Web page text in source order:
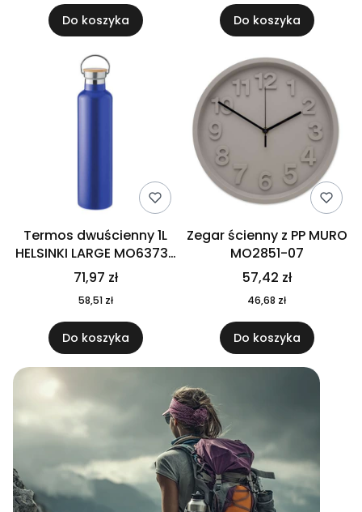
Do koszyka Do koszyka
Termos dwuścienny 1L
HELSINKI LARGE MO6373-
04
71,97 zł
58,51 zł
Do koszyka
Zegar ścienny z PP MURO
MO2851-07
57,42 zł
46,68 zł
Do koszyka